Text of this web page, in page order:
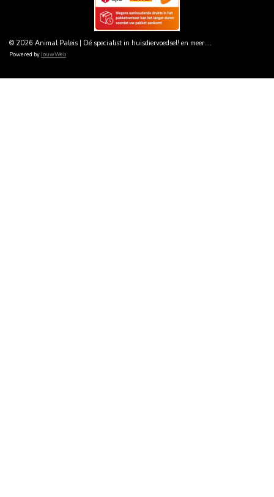
© 2026 Animal Paleis | Dé specialist in huisdiervoedsel! en meer....
Powered byJouwWeb